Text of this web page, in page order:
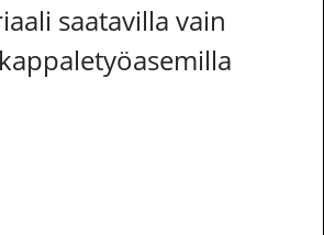
saatavilla vain